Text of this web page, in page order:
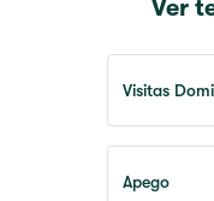
Ver
Visitas
Apego